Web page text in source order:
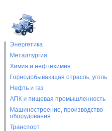
Энергетика
Металлургия
Химия и нефтехимия
Горнодобывающая отрасль, уголь
Нефть и газ
АПК и пищевая промышленность
Машиностроение, производство
оборудования
Транспорт